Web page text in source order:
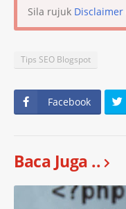
Sila rujuk Disclaimer
Tips SEO Blogspot
Facebook
Baca Juga ..